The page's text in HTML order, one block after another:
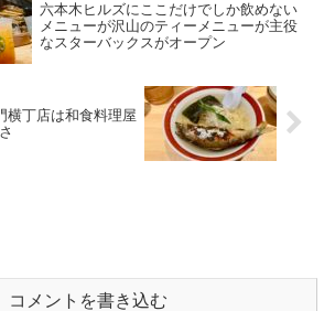
六本木ヒルズにここだけでしか飲めない
メニューが沢山のティーメニューが主役
なスターバックスがオープン
横丁店は和食料理屋
コメントを書き込む